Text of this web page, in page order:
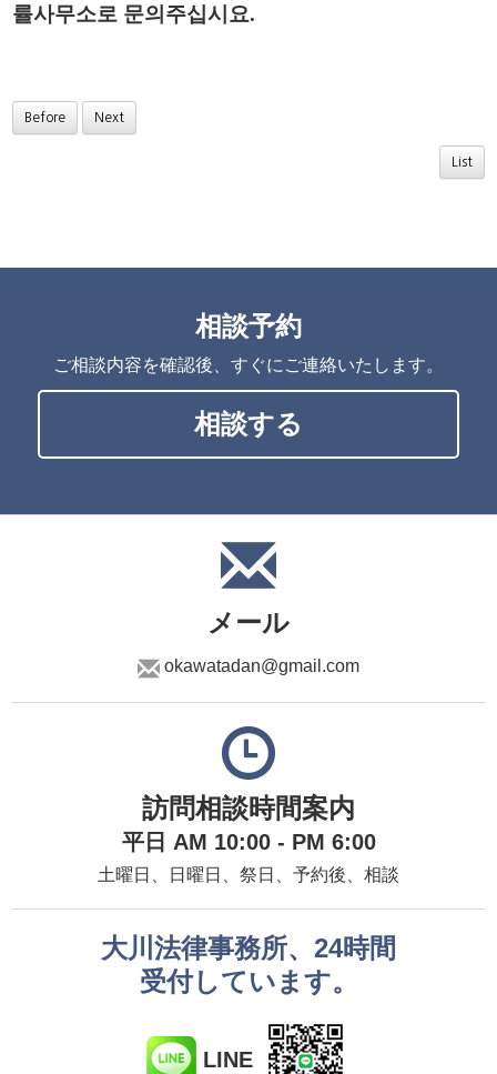
률사무소로 문의주십시요.
Before Next
List
相談予約
ご相談内容を確認後、すぐにご連絡いたします。
相談する
メール
okawatadan@gmail.com
訪問相談時間案内
平日 AM 10:00 - PM 6:00
土曜日、日曜日、祭日、予約後、相談
大川法律事務所、24時間
受付しています。
LINE